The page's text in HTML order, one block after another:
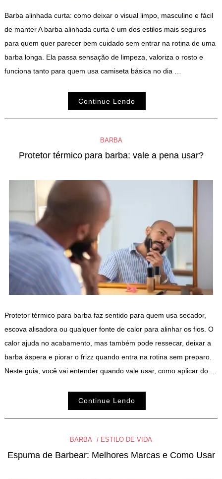
Barba alinhada curta: como deixar o visual limpo, masculino e fácil
de manter A barba alinhada curta é um dos estilos mais seguros
para quem quer parecer bem cuidado sem entrar na rotina de uma
barba longa. Ela passa sensação de limpeza, valoriza o rosto e
funciona tanto para quem usa camiseta básica no dia …
Continue Lendo
BARBA
Protetor térmico para barba: vale a pena usar?
Protetor térmico para barba faz sentido para quem usa secador,
escova alisadora ou qualquer fonte de calor para alinhar os fios. O
calor ajuda no acabamento, mas também pode ressecar, deixar a
barba áspera e piorar o frizz quando entra na rotina sem preparo.
Neste guia, você vai entender quando vale usar, como aplicar do …
Continue Lendo
BARBA ESTILO DE VIDA
Espuma de Barbear: Melhores Marcas e Como Usar